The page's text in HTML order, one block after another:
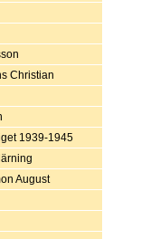
Christian
1939-1945
August